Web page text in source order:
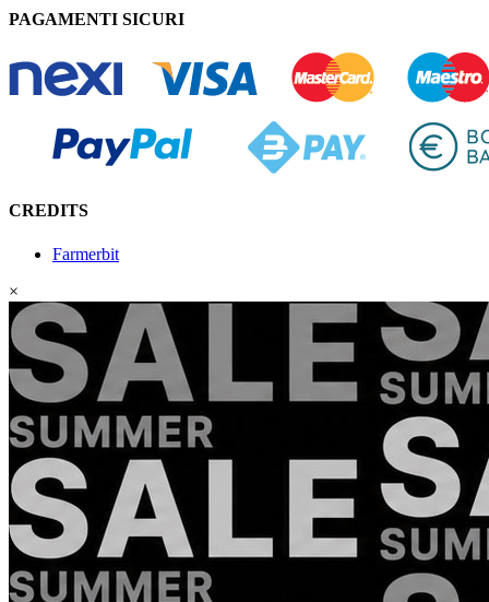
PAGAMENTI SICURI
CREDITS
Farmerbit
×